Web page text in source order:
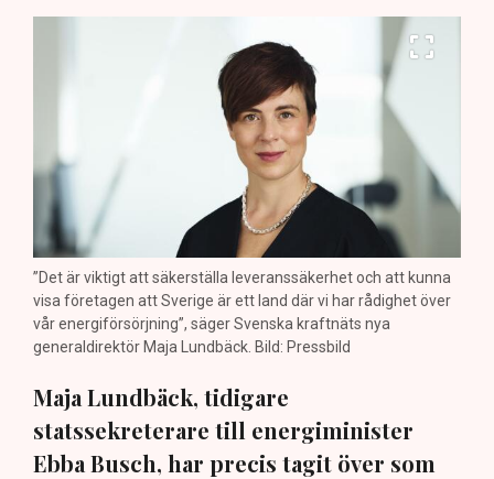
”Det är viktigt att säkerställa leveranssäkerhet och att kunna
visa företagen att Sverige är ett land där vi har rådighet över
vår energiförsörjning”, säger Svenska kraftnäts nya
generaldirektör Maja Lundbäck. Bild: Pressbild
Maja Lundbäck, tidigare
statssekreterare till energiminister
Ebba Busch, har precis tagit över som